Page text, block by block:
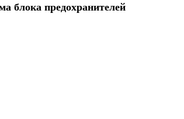
блока предохранителей